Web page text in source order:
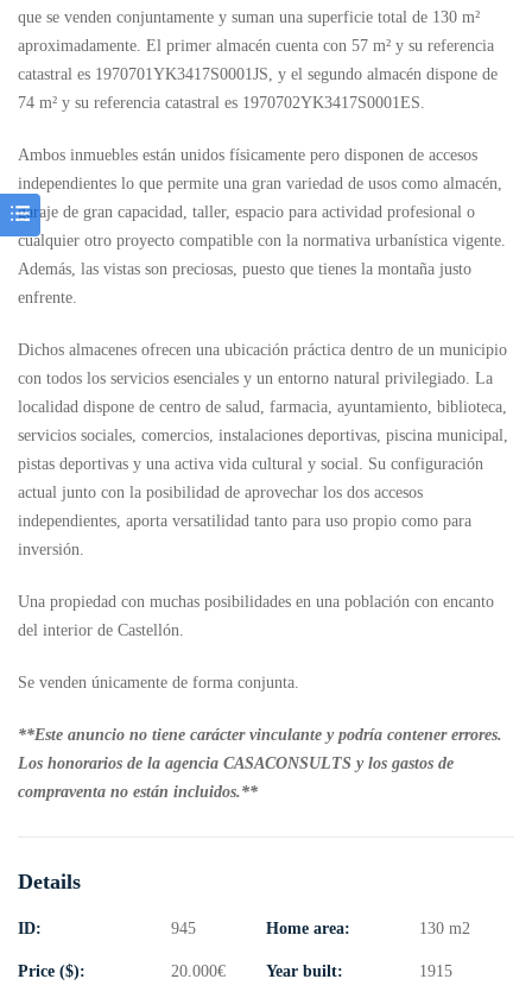
que se venden conjuntamente y suman una superficie total de 130 m²
aproximadamente. El primer almacén cuenta con 57 m² y su referencia
catastral es 1970701YK3417S0001JS, y el segundo almacén dispone de
74 m² y su referencia catastral es 1970702YK3417S0001ES.
Ambos inmuebles están unidos físicamente pero disponen de accesos
independientes lo que permite una gran variedad de usos como almacén,
garaje de gran capacidad, taller, espacio para actividad profesional o
cualquier otro proyecto compatible con la normativa urbanística vigente.
Además, las vistas son preciosas, puesto que tienes la montaña justo
enfrente.
Dichos almacenes ofrecen una ubicación práctica dentro de un municipio
con todos los servicios esenciales y un entorno natural privilegiado. La
localidad dispone de centro de salud, farmacia, ayuntamiento, biblioteca,
servicios sociales, comercios, instalaciones deportivas, piscina municipal,
pistas deportivas y una activa vida cultural y social. Su configuración
actual junto con la posibilidad de aprovechar los dos accesos
independientes, aporta versatilidad tanto para uso propio como para
inversión.
Una propiedad con muchas posibilidades en una población con encanto
del interior de Castellón.
Se venden únicamente de forma conjunta.
**Este anuncio no tiene carácter vinculante y podría contener errores.
Los honorarios de la agencia CASACONSULTS y los gastos de
compraventa no están incluidos.**
Details
ID: 945 Home area: 130 m2
Price ($): 20.000€ Year built: 1915